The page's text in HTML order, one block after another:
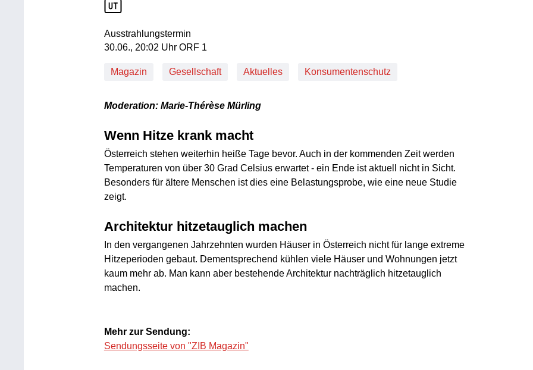
Ausstrahlungstermin
30. Juni, 20:02 Uhr in ORF 1
30.06., 20:02 Uhr ORF 1
Magazin Gesellschaft Aktuelles Konsumentenschutz
Moderation: Marie-Thérèse Mürling
Wenn Hitze krank macht
Österreich stehen weiterhin heiße Tage bevor. Auch in der kommenden Zeit werden
Temperaturen von über 30 Grad Celsius erwartet - ein Ende ist aktuell nicht in Sicht.
Besonders für ältere Menschen ist dies eine Belastungsprobe, wie eine neue Studie
zeigt.
Architektur hitzetauglich machen
In den vergangenen Jahrzehnten wurden Häuser in Österreich nicht für lange extreme
Hitzeperioden gebaut. Dementsprechend kühlen viele Häuser und Wohnungen jetzt
kaum mehr ab. Man kann aber bestehende Architektur nachträglich hitzetauglich
machen.
Mehr zur Sendung:
Sendungsseite von "ZIB Magazin"